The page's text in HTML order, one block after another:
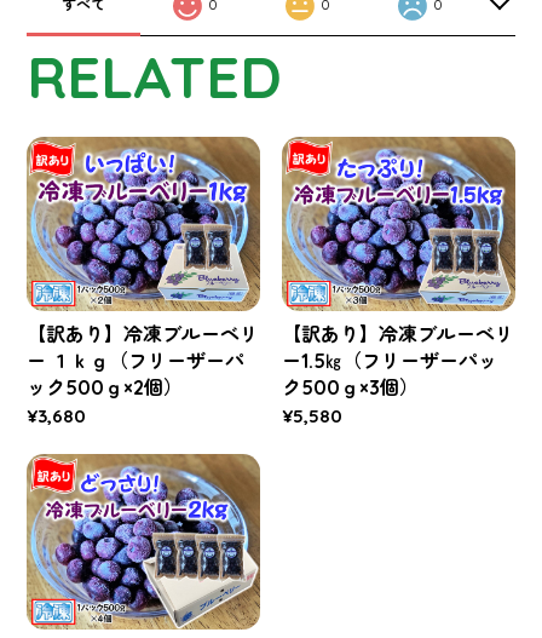
すべて 0 0 0
RELATED
【訳あり】冷凍ブルーベリ
ー １ｋｇ（フリーザーパ
ック500ｇ×2個）
¥3,680
【訳あり】冷凍ブルーベリ
ー1.5㎏（フリーザーパッ
ク500ｇ×3個）
¥5,580